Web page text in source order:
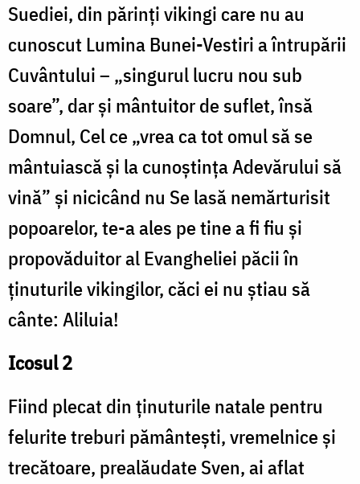
Suediei, din părinți vikingi care nu au
cunoscut Lumina Bunei-Vestiri a întrupării
Cuvântului – „singurul lucru nou sub
soare”, dar și mântuitor de suflet, însă
Domnul, Cel ce „vrea ca tot omul să se
mântuiască și la cunoștința Adevărului să
vină” și nicicând nu Se lasă nemărturisit
popoarelor, te-a ales pe tine a fi fiu și
propovăduitor al Evangheliei păcii în
ținuturile vikingilor, căci ei nu știau să
cânte: Aliluia!
Icosul 2
Fiind plecat din ținuturile natale pentru
felurite treburi pământești, vremelnice și
trecătoare, prealăudate Sven, ai aflat